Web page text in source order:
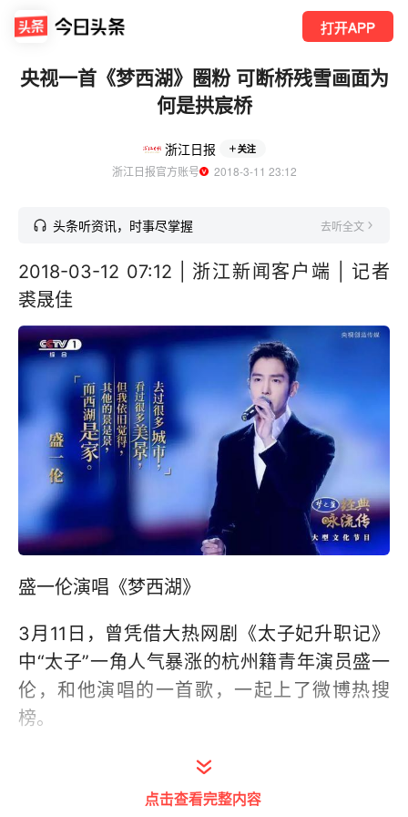
打开APP
央视一首《梦西湖》圈粉 可断桥残雪画面为
何是拱宸桥
浙江日报 关注
浙江日报官方账号
  2018-3-11 23:12
头条听资讯，时事尽掌握 去听全文
2018-03-12 07:12 | 浙江新闻客户端 | 记者
裘晟佳
盛一伦演唱《梦西湖》
3月11日，曾凭借大热网剧《太子妃升职记》
中“太子”一角人气暴涨的杭州籍青年演员盛一
伦，和他演唱的一首歌，一起上了微博热搜
榜。
这段表演出自上周六播出的央视文化节目《经
典咏流传》第5期，节目组把西湖千百年来传
点击查看完整内容